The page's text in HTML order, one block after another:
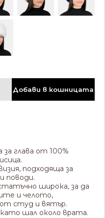
Добави в кошницата
за глава от 100%
подходяща за
поводи.
широка, за да
и челото,
студ и вятър.
шал около врата.